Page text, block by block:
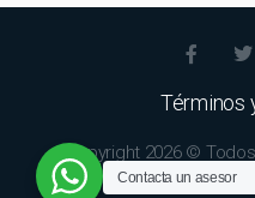
Términos
Copyright 2026 ©
Bryson
Contacta un asesor